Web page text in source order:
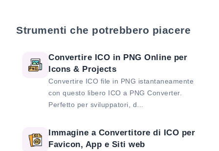
Strumenti che potrebbero piacere
Convertire ICO in PNG Online per
Icons & Projects
Convertire ICO file in PNG istantaneamente
con questo libero ICO a PNG Converter.
Perfetto per sviluppatori, d...
Immagine a Convertitore di ICO per
Favicon, App e Siti web